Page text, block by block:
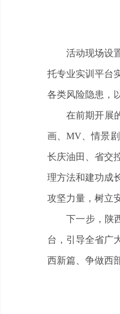
活动现场设
托专业实训平台
各类风险隐患，
在前期开展
画、MV、情景
长庆油田、省交
理方法和建功成
攻坚力量，树立
下一步，陕
台，引导全省广
西新篇、争做西